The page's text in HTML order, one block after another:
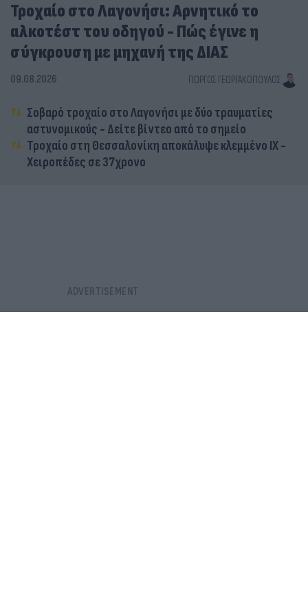
Τροχαίο στο Λαγονήσι: Αρνητικό το
αλκοτέστ του οδηγού - Πώς έγινε η
σύγκρουση με μηχανή της ΔΙΑΣ
09.08.2026 ΓΙΏΡΓΟΣ ΓΕΩΡΓΑΚΌΠΟΥΛΟΣ
Σοβαρό τροχαίο στο Λαγονήσι με δύο τραυματίες
αστυνομικούς - Δείτε βίντεο από το σημείο
Τροχαίο στη Θεσσαλονίκη αποκάλυψε κλεμμένο ΙΧ -
Χειροπέδες σε 37χρονο